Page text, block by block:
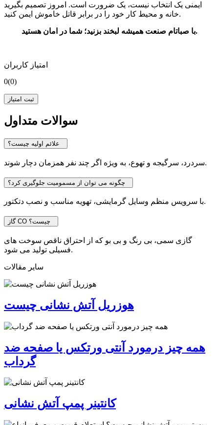
ایمنی یک انتخاب نیست، یک ضرورت است. امروز تصمیم بگیرید
خانه و محیط کار خود را در برابر قاتل خاموش ایمن کنید.
با صباتام صنعت همیشه لبخند بزنید؛ شما در امان هستید.
امتیاز کاربران
0(0)
ثبت امتیاز
سوالات متداول
سردرد، سرگیجه و تهوع، به ویژه اگر چند نفر همزمان دچار شوند.
با سرویس منظم وسایل گرمایشی، تهویه مناسب و نصب دتکتور.
گازی سمی، بی رنگ و بی بو که از احتراق ناقص سوخت های
فسیلی تولید می شود.
سایر مقالات
هوزریل آتش نشانی چیست
همه چیز درمورد آنتی ورتکس یا صفحه ضد
گرداب
کانتینر پمپ آتش نشانی